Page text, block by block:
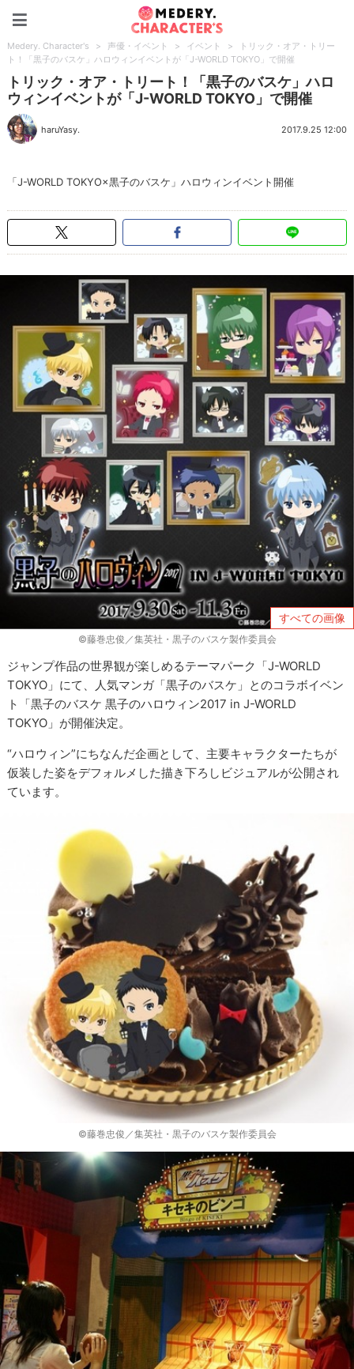
Medery. Character's > 声優・イベント > イベント >
トリック・オア・トリー
ト！「黒子のバスケ」ハロウィンイベントが「J-WORLD TOKYO」で開催
トリック・オア・トリート！「黒子のバスケ」ハロ
ウィンイベントが「J-WORLD TOKYO」で開催
haruYasy. 2017.9.25 12:00
「J-WORLD TOKYO×黒子のバスケ」ハロウィンイベント開催
すべての画像
©藤巻忠俊／集英社・黒子のバスケ製作委員会
ジャンプ作品の世界観が楽しめるテーマパーク「J-WORLD
TOKYO」にて、人気マンガ「黒子のバスケ」とのコラボイベン
ト「黒子のバスケ 黒子のハロウィン2017 in J-WORLD
TOKYO」が開催決定。
“ハロウィン”にちなんだ企画として、主要キャラクターたちが
仮装した姿をデフォルメした描き下ろしビジュアルが公開され
ています。
©藤巻忠俊／集英社・黒子のバスケ製作委員会